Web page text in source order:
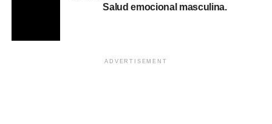
Salud emocional masculina.
ADVERTISEMENT